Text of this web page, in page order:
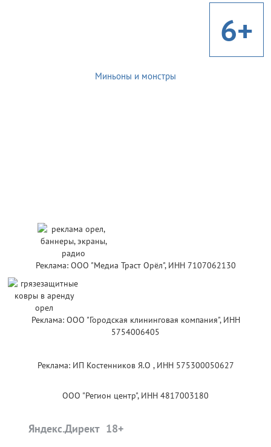
6+
Миньоны и монстры
Реклама: ООО "Медиа Траст Орёл", ИНН 7107062130
Реклама: ООО "Городская клининговая компания", ИНН
5754006405
Реклама: ИП Костенников Я.О , ИНН 575300050627
ООО "Регион центр", ИНН 4817003180
Яндекс.Директ